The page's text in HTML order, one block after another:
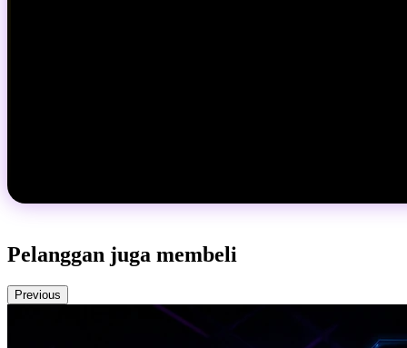
Pelanggan juga membeli
Previous